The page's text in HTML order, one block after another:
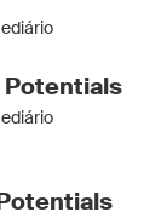
Potentials